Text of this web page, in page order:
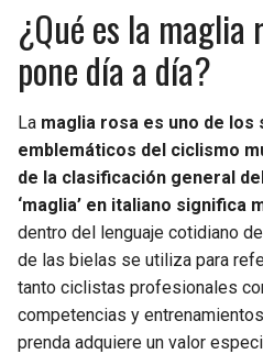
¿Qué es la maglia
pone día a día?
La maglia rosa es uno de los
emblemáticos del ciclismo
de la clasificación general
‘maglia’ en italiano significa
dentro del lenguaje cotidiano
de las bielas se utiliza para
tanto ciclistas profesionales
competencias y
prenda adquiere un valor